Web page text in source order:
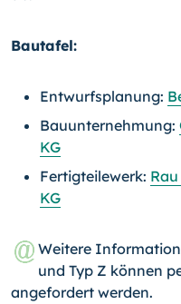
Bautafel:
Entwurfsplanung:
Bauunternehmung:
KG
Fertigteilewerk:
KG
Weitere
und Typ Z können
angefordert werden.